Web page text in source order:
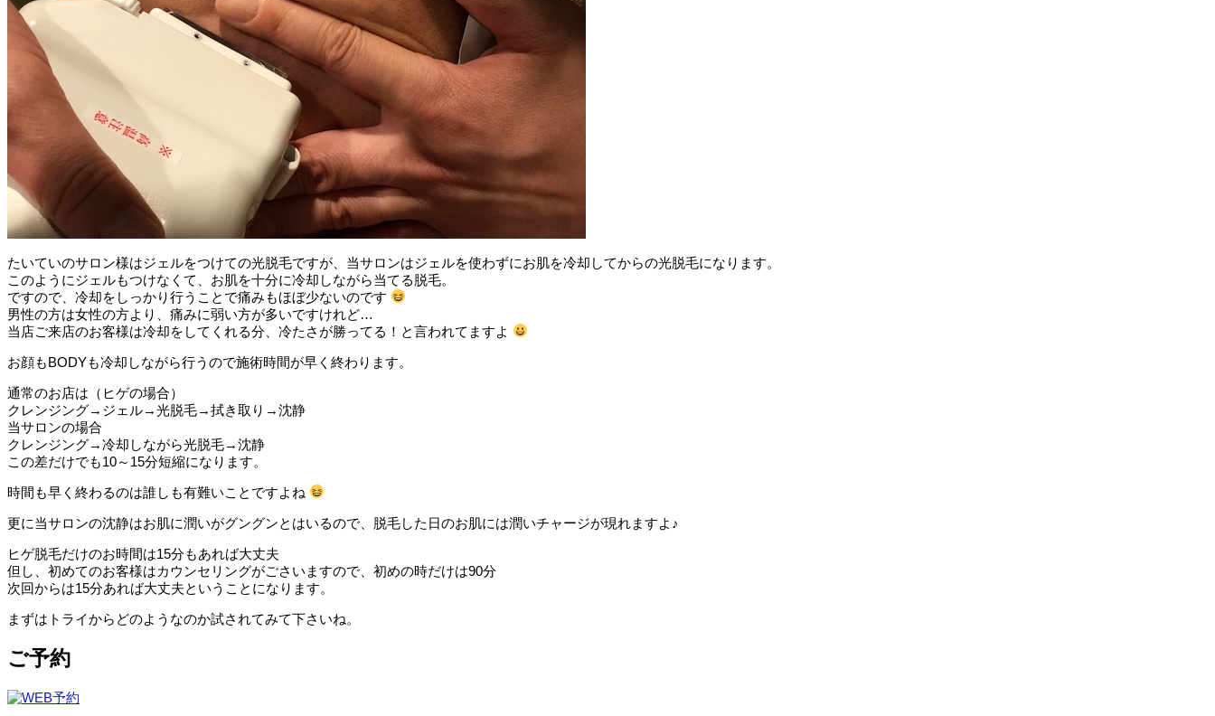
たいていのサロン様はジェルをつけての光脱毛ですが、当サロンはジェルを使わずにお肌を冷却してからの光脱毛になります。
このようにジェルもつけなくて、お肌を十分に冷却しながら当てる脱毛。
ですので、冷却をしっかり行うことで痛みもほぼ少ないのです
男性の方は女性の方より、痛みに弱い方が多いですけれど…
当店ご来店のお客様は冷却をしてくれる分、冷たさが勝ってる！と言われてますよ
お顔もBODYも冷却しながら行うので施術時間が早く終わります。
通常のお店は（ヒゲの場合）
クレンジング→ジェル→光脱毛→拭き取り→沈静
当サロンの場合
クレンジング→冷却しながら光脱毛→沈静
この差だけでも10～15分短縮になります。
時間も早く終わるのは誰しも有難いことですよね
更に当サロンの沈静はお肌に潤いがグングンとはいるので、脱毛した日のお肌には潤いチャージが現れますよ♪
ヒゲ脱毛だけのお時間は15分もあれば大丈夫
但し、初めてのお客様はカウンセリングがごさいますので、初めの時だけは90分
次回からは15分あれば大丈夫ということになります。
まずはトライからどのようなのか試されてみて下さいね。
ご予約